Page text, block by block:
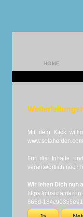
HOME
Mit dem Klick
Für die Inhalte
verantwortlich noch
Wir leiten Dich nun
https:/
865d-